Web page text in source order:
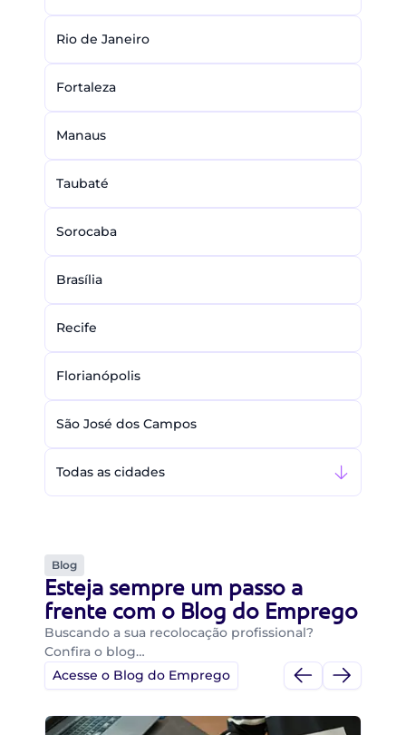
Rio de Janeiro
Fortaleza
Manaus
Taubaté
Sorocaba
Brasília
Recife
Florianópolis
São José dos Campos
Todas as cidades
Blog
Esteja sempre um passo a
frente com o Blog do Emprego
Buscando a sua recolocação profissional?
Confira o blog…
Acesse o Blog do Emprego